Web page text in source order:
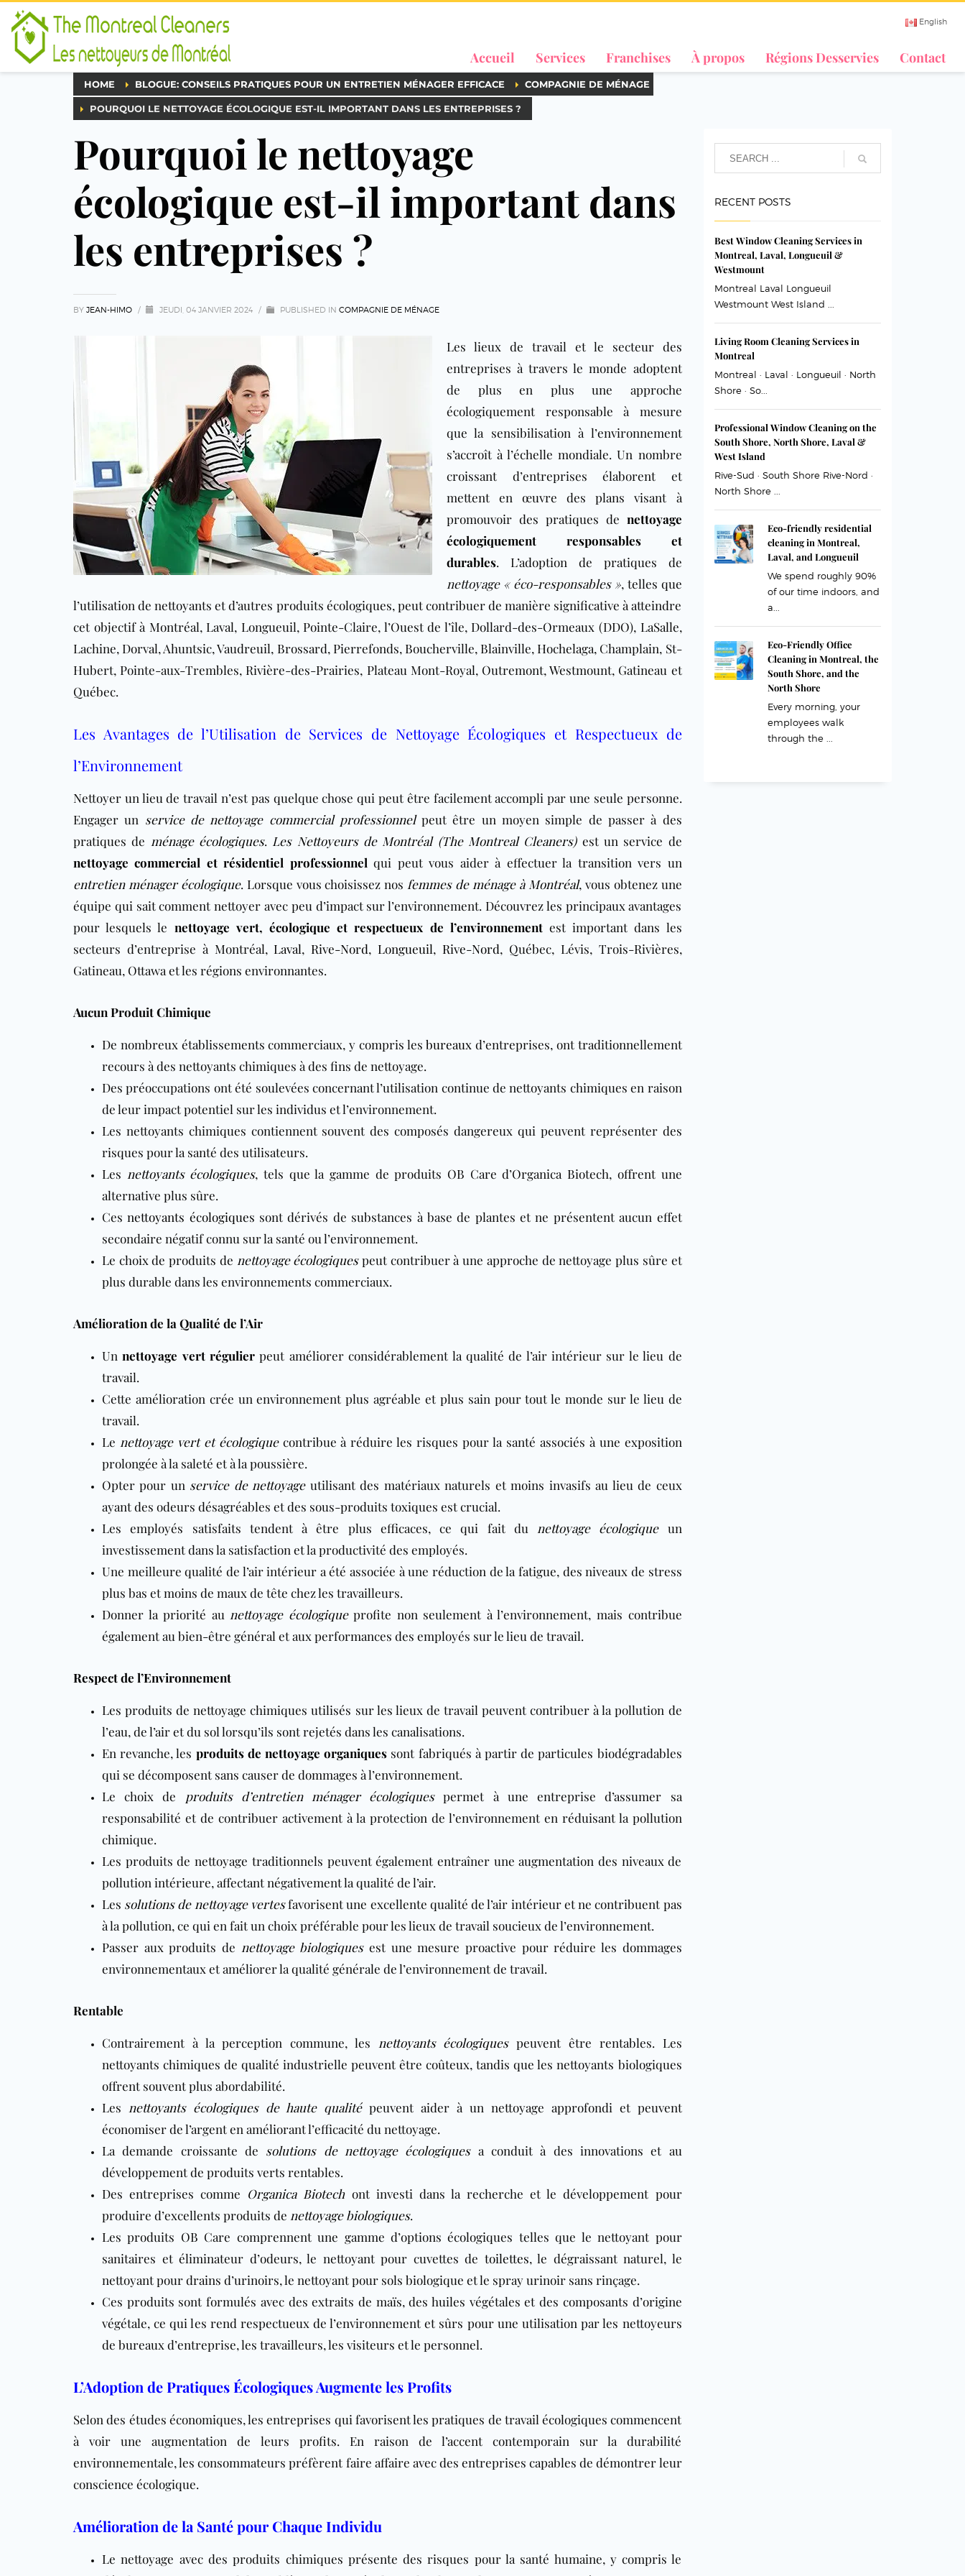
English
Accueil Services Franchises À propos Régions Desservies Contact
HOME BLOGUE: CONSEILS PRATIQUES POUR UN ENTRETIEN MÉNAGER EFFICACE COMPAGNIE DE MÉNAGE
POURQUOI LE NETTOYAGE ÉCOLOGIQUE EST-IL IMPORTANT DANS LES ENTREPRISES ?
Pourquoi le nettoyage
écologique est-il important dans
les entreprises ?
BY JEAN-HIMO / JEUDI, 04 JANVIER 2024 / PUBLISHED IN COMPAGNIE DE MÉNAGE
Les lieux de travail et le secteur des
entreprises à travers le monde adoptent
de plus en plus une approche
écologiquement responsable à mesure
que la sensibilisation à l’environnement
s’accroît à l’échelle mondiale. Un nombre
croissant d’entreprises élaborent et
mettent en œuvre des plans visant à
promouvoir des pratiques de nettoyage
écologiquement responsables et
durables. L’adoption de pratiques de
nettoyage « éco-responsables », telles que
l’utilisation de nettoyants et d’autres produits écologiques, peut contribuer de manière significative à atteindre
cet objectif à Montréal, Laval, Longueuil, Pointe-Claire, l’Ouest de l’île, Dollard-des-Ormeaux (DDO), LaSalle,
Lachine, Dorval, Ahuntsic, Vaudreuil, Brossard, Pierrefonds, Boucherville, Blainville, Hochelaga, Champlain, St-
Hubert, Pointe-aux-Trembles, Rivière-des-Prairies, Plateau Mont-Royal, Outremont, Westmount, Gatineau et
Québec.
Les Avantages de l’Utilisation de Services de Nettoyage Écologiques et Respectueux de
l’Environnement
Nettoyer un lieu de travail n’est pas quelque chose qui peut être facilement accompli par une seule personne.
Engager un service de nettoyage commercial professionnelpeut être un moyen simple de passer à des
pratiques de ménage écologiques. Les Nettoyeurs de Montréal (The Montreal Cleaners)est un service de
nettoyage commercial et résidentiel professionnel qui peut vous aider à effectuer la transition vers un
entretien ménager écologique. Lorsque vous choisissez nos femmes de ménage à Montréal, vous obtenez une
équipe qui sait comment nettoyer avec peu d’impact sur l’environnement. Découvrez les principaux avantages
pour lesquels le nettoyage vert, écologique et respectueux de l’environnementest important dans les
secteurs d’entreprise à Montréal, Laval, Rive-Nord, Longueuil, Rive-Nord, Québec, Lévis, Trois-Rivières,
Gatineau, Ottawa et les régions environnantes.
Aucun Produit Chimique
De nombreux établissements commerciaux, y compris lesbureaux d’entreprises, ont traditionnellement
recours à des nettoyants chimiques à des fins de nettoyage.
Des préoccupations ont été soulevées concernant l’utilisation continue de nettoyants chimiques en raison
de leur impact potentiel sur les individus et l’environnement.
Les nettoyants chimiques contiennent souvent des composés dangereux qui peuvent représenter des
risques pour la santé des utilisateurs.
Les nettoyants écologiques, tels que la gamme de produits OB Care d’Organica Biotech, offrent une
alternative plus sûre.
Cesnettoyants écologiques sont dérivés de substances à base de plantes et ne présentent aucun effet
secondaire négatif connu sur la santé ou l’environnement.
Le choix de produits de nettoyage écologiquespeut contribuer à une approche de nettoyage plus sûre et
plus durable dans les environnements commerciaux.
Amélioration de la Qualité de l’Air
Unnettoyage vert régulier peut améliorer considérablement la qualité de l’air intérieur sur le lieu de
travail.
Cette amélioration crée un environnement plus agréable et plus sain pour tout le monde sur le lieu de
travail.
Le nettoyage vert et écologiquecontribue à réduire les risques pour la santé associés à une exposition
prolongée à la saleté et à la poussière.
Opter pour un service de nettoyageutilisant des matériaux naturels et moins invasifs au lieu de ceux
ayant des odeurs désagréables et des sous-produits toxiques est crucial.
Les employés satisfaits tendent à être plus efficaces, ce qui fait du nettoyage écologiqueun
investissement dans la satisfaction et la productivité des employés.
Une meilleure qualité de l’air intérieur a été associée à une réduction de la fatigue, des niveaux de stress
plus bas et moins de maux de tête chez les travailleurs.
Donner la priorité au nettoyage écologiqueprofite non seulement à l’environnement, mais contribue
également au bien-être général et aux performances des employés sur le lieu de travail.
Respect de l’Environnement
Les produits de nettoyage chimiques utilisés sur les lieux de travail peuvent contribuer à la pollution de
l’eau, de l’air et du sol lorsqu’ils sont rejetés dans les canalisations.
En revanche, les produits de nettoyage organiques sont fabriqués à partir de particules biodégradables
qui se décomposent sans causer de dommages à l’environnement.
Le choix de
produits d’entretien ménager écologiquespermet à une entreprise d’assumer sa
responsabilité et de contribuer activement à la protection de l’environnement en réduisant la pollution
chimique.
Les produits de nettoyage traditionnels peuvent également entraîner une augmentation des niveaux de
pollution intérieure, affectant négativement la qualité de l’air.
Les solutions de nettoyage vertesfavorisent une excellente qualité de l’air intérieur et ne contribuent pas
à la pollution, ce qui en fait un choix préférable pour les lieux de travail soucieux de l’environnement.
Passer aux produits de nettoyage biologiquesest une mesure proactive pour réduire les dommages
environnementaux et améliorer la qualité générale de l’environnement de travail.
Rentable
Contrairement à la perception commune, les nettoyants écologiquespeuvent être rentables. Les
nettoyants chimiques de qualité industrielle peuvent être coûteux, tandis que les nettoyants biologiques
offrent souvent plus abordabilité.
Les nettoyants écologiques de haute qualitépeuvent aider à un nettoyage approfondi et peuvent
économiser de l’argent en améliorant l’efficacité du nettoyage.
La demande croissante de solutions de nettoyage écologiquesa conduit à des innovations et au
développement de produits verts rentables.
Des entreprises comme Organica Biotechont investi dans la recherche et le développement pour
produire d’excellents produits de nettoyage biologiques.
Les produits OB Care comprennent une gamme d’options écologiques telles que le nettoyant pour
sanitaires et éliminateur d’odeurs, le nettoyant pour cuvettes de toilettes, le dégraissant naturel, le
nettoyant pour drains d’urinoirs, le nettoyant pour sols biologique et le spray urinoir sans rinçage.
Ces produits sont formulés avec des extraits de maïs, des huiles végétales et des composants d’origine
végétale, ce qui les rend respectueux de l’environnement et sûrs pour une utilisation par les nettoyeurs
de bureaux d’entreprise, les travailleurs, les visiteurs et le personnel.
L’Adoption de Pratiques Écologiques Augmente les Profits
Selon des études économiques, les entreprises qui favorisent les pratiques de travail écologiques commencent
à voir une augmentation de leurs profits. En raison de l’accent contemporain sur la durabilité
environnementale, les consommateurs préfèrent faire affaire avec des entreprises capables de démontrer leur
conscience écologique.
Amélioration de la Santé pour Chaque Individu
Le nettoyage avec des produits chimiques présente des risques pour la santé humaine, y compris le
RECENT POSTS
Best Window Cleaning Services in
Montreal, Laval, Longueuil &
Westmount
Montreal Laval Longueuil
Westmount West Island ...
Living Room Cleaning Services in
Montreal
Montreal · Laval · Longueuil · North
Shore · So...
Professional Window Cleaning on the
South Shore, North Shore, Laval &
West Island
Rive-Sud · South Shore Rive-Nord ·
North Shore ...
Eco-friendly residential
cleaning in Montreal,
Laval, and Longueuil
We spend roughly 90%
of our time indoors, and
a...
Eco-Friendly Office
Cleaning in Montreal, the
South Shore, and the
North Shore
Every morning, your
employees walk
through the ...